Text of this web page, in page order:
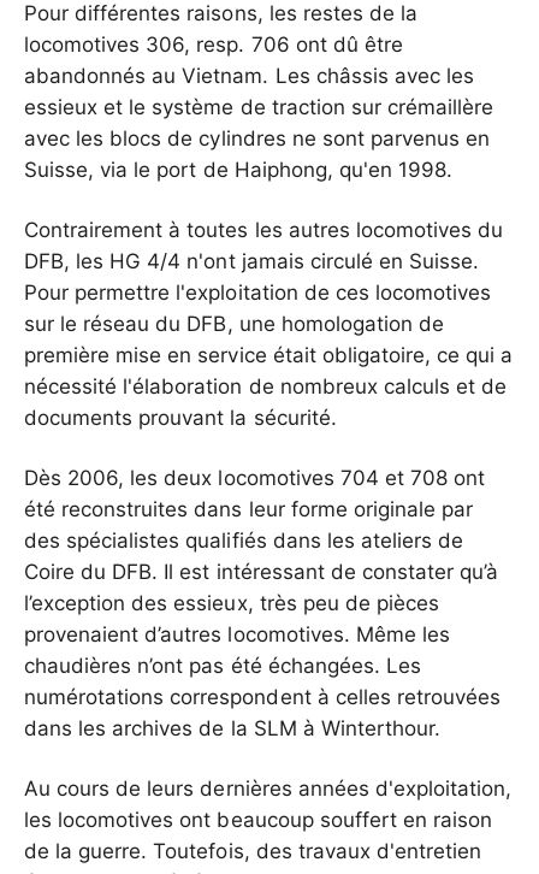
Pour différentes raisons, les restes de la
locomotives 306, resp. 706 ont dû être
abandonnés au Vietnam. Les châssis avec les
essieux et le système de traction sur crémaillère
avec les blocs de cylindres ne sont parvenus en
Suisse, via le port de Haiphong, qu'en 1998.
Contrairement à toutes les autres locomotives du
DFB, les HG 4/4 n'ont jamais circulé en Suisse.
Pour permettre l'exploitation de ces locomotives
sur le réseau du DFB, une homologation de
première mise en service était obligatoire, ce qui a
nécessité l'élaboration de nombreux calculs et de
documents prouvant la sécurité.
Dès 2006, les deux locomotives 704 et 708 ont
été reconstruites dans leur forme originale par
des spécialistes qualifiés dans les ateliers de
Coire du DFB. Il est intéressant de constater qu’à
l’exception des essieux, très peu de pièces
provenaient d’autres locomotives. Même les
chaudières n’ont pas été échangées. Les
numérotations correspondent à celles retrouvées
dans les archives de la SLM à Winterthour.
Au cours de leurs dernières années d'exploitation,
les locomotives ont beaucoup souffert en raison
de la guerre. Toutefois, des travaux d'entretien